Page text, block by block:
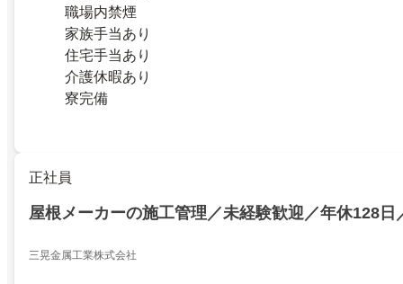
職場内禁煙
家族手当あり
住宅手当あり
介護休暇あり
寮完備
正社員
屋根メーカーの施工管理／未経験歓迎／年休128日
三晃金属工業株式会社